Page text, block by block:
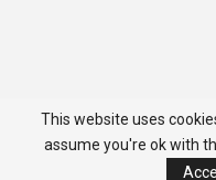
This website uses
assume you're ok with